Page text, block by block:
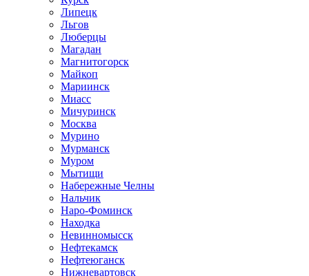
Липецк
Льгов
Люберцы
Магадан
Магнитогорск
Майкоп
Мариинск
Миасс
Мичуринск
Москва
Мурино
Мурманск
Муром
Мытищи
Набережные Челны
Нальчик
Наро-Фоминск
Находка
Невинномысск
Нефтекамск
Нефтеюганск
Нижневартовск